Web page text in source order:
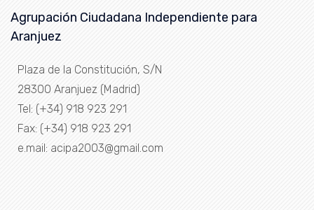
Agrupación Ciudadana Independiente para
Aranjuez
Plaza de la Constitución, S/N
28300 Aranjuez (Madrid)
Tel: (+34) 918 923 291
Fax: (+34) 918 923 291
e.mail: acipa2003@gmail.com